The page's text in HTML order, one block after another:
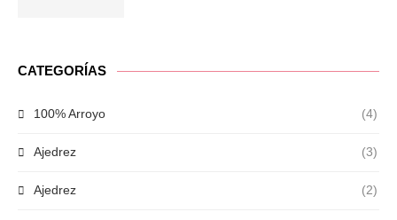
CATEGORÍAS
100% Arroyo (4)
Ajedrez (3)
Ajedrez (2)